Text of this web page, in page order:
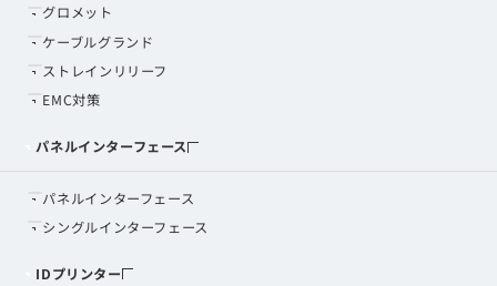
グロメット
ケーブルグランド
ストレインリリーフ
EMC対策
パネルインターフェース
パネルインターフェース
シングルインターフェース
IDプリンター